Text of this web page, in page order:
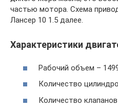
частью мотора. Схема
Лансер 10 1.5 далее.
Характеристики
Рабочий объем –
Количество
Количество